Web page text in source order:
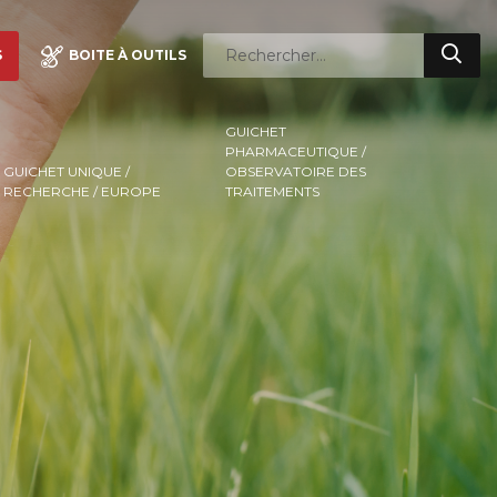
BOITE À OUTILS
GUICHET UNIQUE /
RECHERCHE / EUROPE
GUICHET
PHARMACEUTIQUE /
OBSERVATOIRE DES
TRAITEMENTS